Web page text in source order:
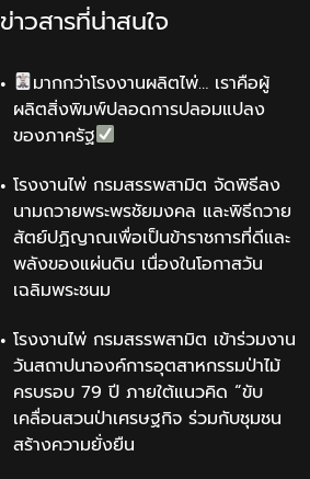
ข่าวสารที่น่าสนใจ
มากกว่าโรงงานผลิตไพ่… เราคือผู้
ผลิตสิ่งพิมพ์ปลอดการปลอมแปลง
ของภาครัฐ
โรงงานไพ่ กรมสรรพสามิต จัดพิธีลง
นามถวายพระพรชัยมงคล และพิธีถวาย
สัตย์ปฏิญาณเพื่อเป็นข้าราชการที่ดีและ
พลังของแผ่นดิน เนื่องในโอกาสวัน
เฉลิมพระชนม
โรงงานไพ่ กรมสรรพสามิต เข้าร่วมงาน
วันสถาปนาองค์การอุตสาหกรรมป่าไม้
ครบรอบ 79 ปี ภายใต้แนวคิด “ขับ
เคลื่อนสวนป่าเศรษฐกิจ ร่วมกับชุมชน
สร้างความยั่งยืน